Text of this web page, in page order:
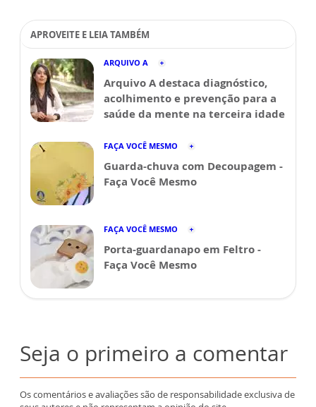
APROVEITE E LEIA TAMBÉM
ARQUIVO A
Arquivo A destaca diagnóstico,
acolhimento e prevenção para a
saúde da mente na terceira idade
FAÇA VOCÊ MESMO
Guarda-chuva com Decoupagem -
Faça Você Mesmo
FAÇA VOCÊ MESMO
Porta-guardanapo em Feltro -
Faça Você Mesmo
Seja o primeiro a comentar
Os comentários e avaliações são de responsabilidade exclusiva de